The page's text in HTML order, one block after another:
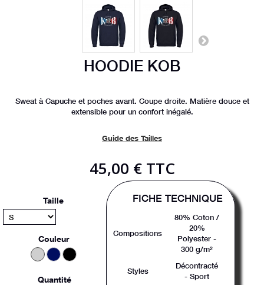
HOODIE KOB
Sweat à Capuche et poches avant. Coupe droite. Matière douce et
extensible pour un confort inégalé.
Guide des Tailles
45,00 €TTC
Taille
Couleur
Quantité
FICHE TECHNIQUE
Compositions
80% Coton /
20%
Polyester -
300 g/m²
Styles
Décontracté
- Sport